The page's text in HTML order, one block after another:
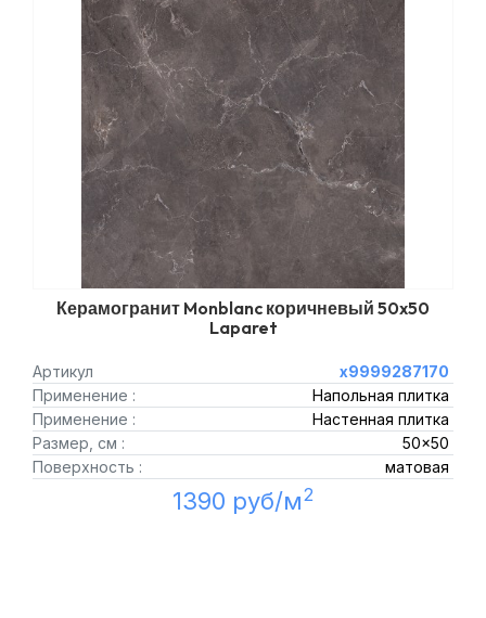
Керамогранит Monblanc коричневый 50x50
Laparet
Артикул
х9999287170
Применение :
Напольная плитка
Применение :
Настенная плитка
Размер, см :
50x50
Поверхность :
матовая
1390 руб/м2